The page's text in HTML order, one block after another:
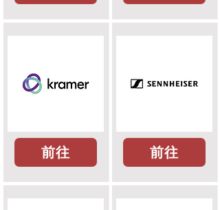
前往 前往